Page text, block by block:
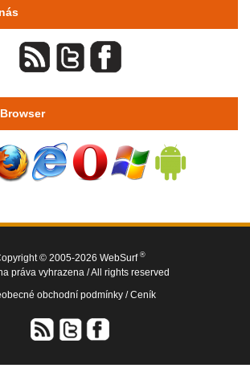
© 2005-2026 WebSurf ®
práva vyhrazena / All rights reserved
obchodní podmínky /Ceník